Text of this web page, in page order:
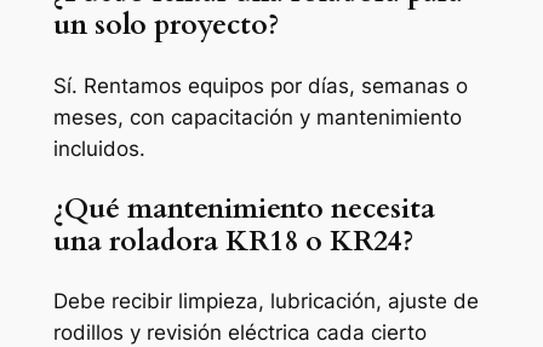
un solo proyecto?
Sí. Rentamos equipos por días, semanas o
meses, con capacitación y mantenimiento
incluidos.
¿Qué mantenimiento necesita
una roladora KR18 o KR24?
Debe recibir limpieza, lubricación, ajuste de
rodillos y revisión eléctrica cada cierto